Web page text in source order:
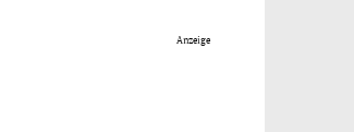
Anzeige